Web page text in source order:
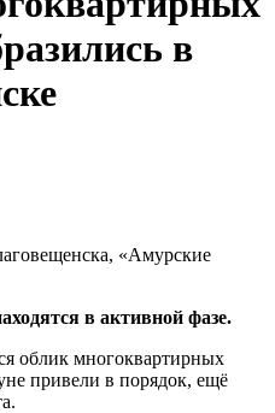
в
«Амурские
в активной фазе.
облик многоквартирных
привели в порядок, ещё